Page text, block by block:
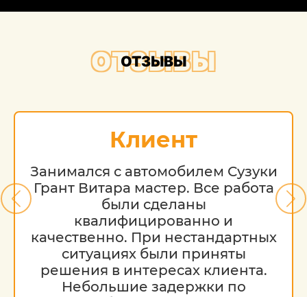
ОТЗЫВЫ
ОТЗЫВЫ
Клиент
Занимался с автомобилем Сузуки
Грант Витара мастер. Все работа
были сделаны
квалифицированно и
качественно. При нестандартных
ситуациях были приняты
решения в интересах клиента.
Небольшие задержки по